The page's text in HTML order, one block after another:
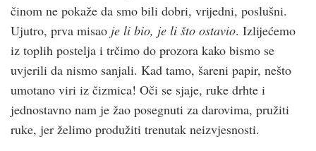
činom ne pokaže da smo bili dobri, vrijedni, poslušni.
Ujutro, prva misao je li bio, je li što ostavio. Izlijećemo
iz toplih postelja i trčimo do prozora kako bismo se
uvjerili da nismo sanjali. Kad tamo, šareni papir, nešto
umotano viri iz čizmica! Oči se sjaje, ruke drhte i
jednostavno nam je žao posegnuti za darovima, pružiti
ruke, jer želimo produžiti trenutak neizvjesnosti.